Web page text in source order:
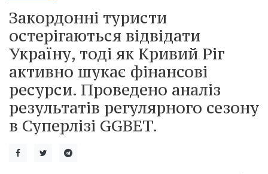
Закордонні туристи
остерігаються відвідати
Україну, тоді як Кривий Ріг
активно шукає фінансові
ресурси. Проведено аналіз
результатів регулярного сезону
в Суперлізі GGBET.